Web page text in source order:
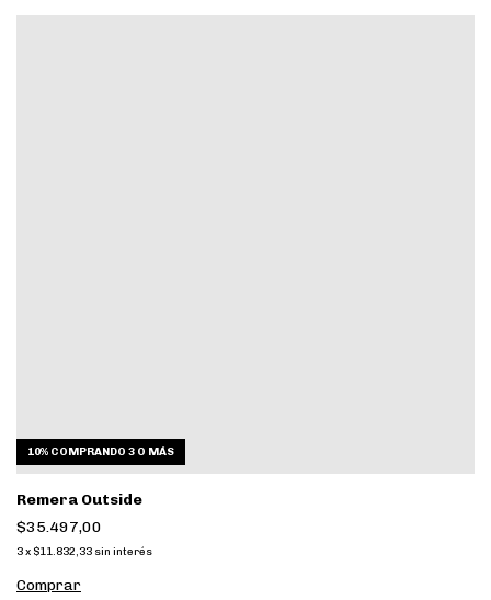
10% COMPRANDO 3 O MÁS
Remera Outside
$35.497,00
3x $11.832,33 sin interés
Comprar